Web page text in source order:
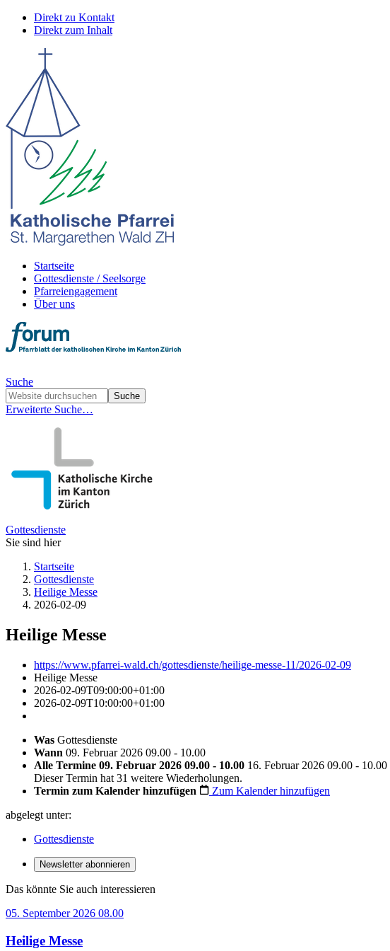
Direkt zu Kontakt
Direkt zum Inhalt
Startseite
Gottesdienste / Seelsorge
Pfarreiengagement
Über uns
Suche
Erweiterte Suche…
Gottesdienste
Sie sind hier
Startseite
Gottesdienste
Heilige Messe
2026-02-09
Heilige Messe
https://www.pfarrei-wald.ch/gottesdienste/heilige-messe-11/2026-02-09
Heilige Messe
2026-02-09T09:00:00+01:00
2026-02-09T10:00:00+01:00
Was Gottesdienste
Wann 09. Februar 2026 09.00 - 10.00
Alle Termine 09. Februar 2026 09.00 - 10.00 16. Februar 2026 09.00 - 10.00
Dieser Termin hat 31 weitere Wiederholungen.
Termin zum Kalender hinzufügen
Zum Kalender hinzufügen
abgelegt unter:
Gottesdienste
Newsletter abonnieren
Das könnte Sie auch interessieren
05. September 2026 08.00
Heilige Messe